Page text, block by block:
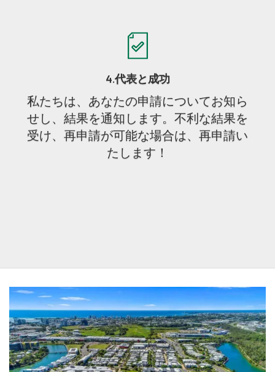
4.代表と成功
私たちは、あなたの申請についてお知ら
せし、結果を通知します。不利な結果を
受け、再申請が可能な場合は、再申請い
たします！